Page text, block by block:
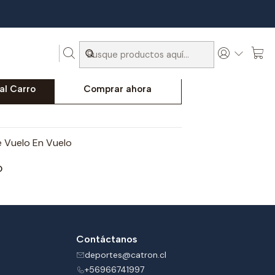
Dardos
Carro Comprar ahora
Vuelo En Vuelo
Contáctanos
deportes@catron.cl
+56966741997